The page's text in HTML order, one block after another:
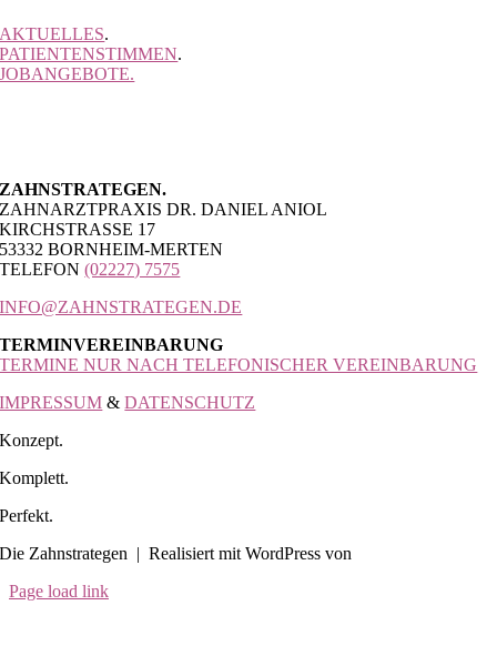
AKTUELLES.
PATIENTENSTIMMEN.
JOBANGEBOTE.
ZAHNSTRATEGEN.
ZAHNARZTPRAXIS DR. DANIEL ANIOL
KIRCHSTRASSE 17
53332 BORNHEIM-MERTEN
TELEFON(02227) 7575
INFO@ZAHNSTRATEGEN.DE
TERMINVEREINBARUNG
TERMINE NUR NACH TELEFONISCHER VEREINBARUNG
IMPRESSUM &DATENSCHUTZ
Konzept.
Komplett.
Perfekt.
Die Zahnstrategen | Realisiert mit WordPress von
Page load link